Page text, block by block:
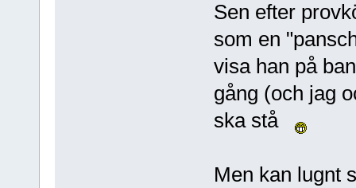
Sen efter
som en
visa han på
gång (och jag
ska stå
Men kan lugnt